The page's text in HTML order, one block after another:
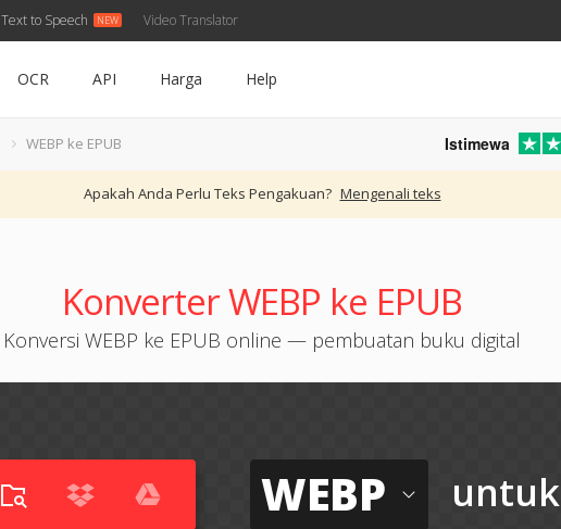
Text to Speech Video Translator
OCR API Harga Help
WEBP ke EPUB Istimewa
Apakah Anda Perlu Teks Pengakuan? Mengenali teks
Konverter WEBP ke EPUB
Konversi WEBP ke EPUB online — pembuatan buku digital
WEBP untuk